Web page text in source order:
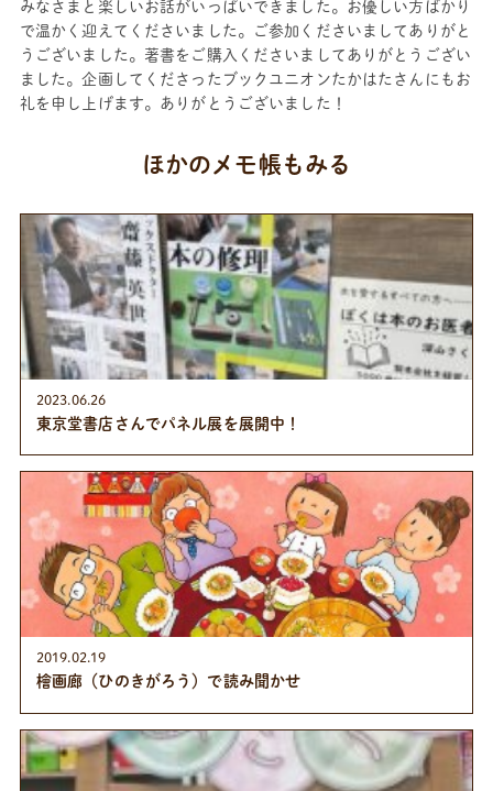
みなさまと楽しいお話がいっぱいできました。お優しい方ばかり
で温かく迎えてくださいました。ご参加くださいましてありがと
うございました。著書をご購入くださいましてありがとうござい
ました。企画してくださったブックユニオンたかはたさんにもお
礼を申し上げます。ありがとうございました！
ほかのメモ帳もみる
2023.06.26
東京堂書店さんでパネル展を展開中！
2019.02.19
檜画廊（ひのきがろう）で読み聞かせ